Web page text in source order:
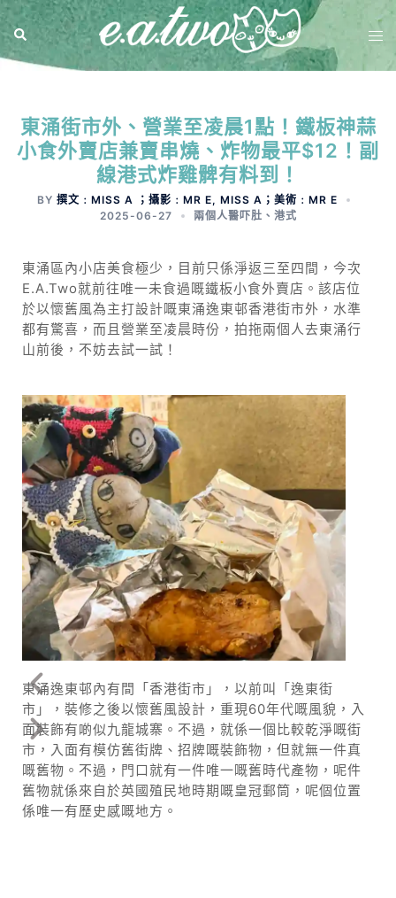
東涌街市外、營業至凌晨1點！鐵板神蒜
小食外賣店兼賣串燒、炸物最平$12！副
線港式炸雞髀有料到！
BY 撰文﹕MISS A ；攝影﹕MR E, MISS A；美術﹕MR E
2025-06-27
兩個人醫吓肚 、 港式
東涌區內小店美食極少，目前只係淨返三至四間，今次
E.A.Two就前往唯一未食過嘅鐵板小食外賣店。該店位
於以懷舊風為主打設計嘅東涌逸東邨香港街市外，水準
都有驚喜，而且營業至凌晨時份，拍拖兩個人去東涌行
山前後，不妨去試一試！
東涌逸東邨內有間「香港街市」，以前叫「逸東街
市」，裝修之後以懷舊風設計，重現60年代嘅風貌，入
面裝飾有啲似九龍城寨。不過，就係一個比較乾淨嘅街
市，入面有模仿舊街牌、招牌嘅裝飾物，但就無一件真
嘅舊物。不過，門口就有一件唯一嘅舊時代產物，呢件
舊物就係來自於英國殖民地時期嘅皇冠郵筒，呢個位置
係唯一有歷史感嘅地方。